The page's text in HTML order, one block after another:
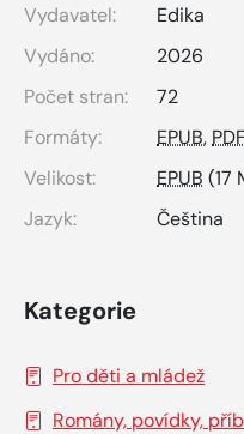
Vydavatel:
Edika
Vydáno:
2026
Počet stran:
72
Formáty:
EPUB,
Velikost:
EPUB (17
Jazyk:
Čeština
Kategorie
Pro děti a mládež
Romány, povídky,